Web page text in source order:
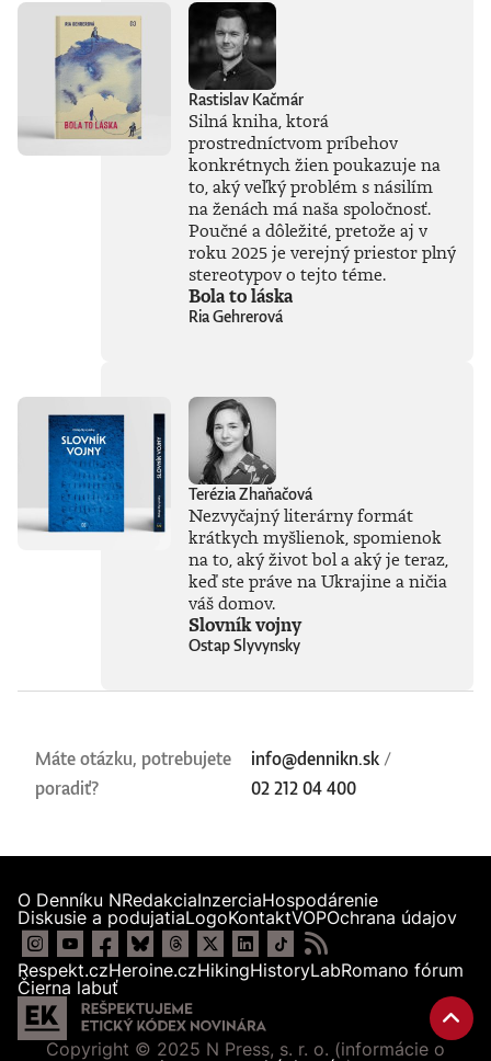
sa nevyhýba ani
pálčivým otázkam
o regulácii a
morálnych
hraniciach, ktoré by
sme pri jej
používaní mali
jasne stanoviť.V
premýšľať o umelej
inteligencii autor
čerpá zo svojich
skúseností, keďže
tejto téme sa
začiatku 80. rokov.
kľúčovú výzvu našej
doby. Jeho pohľady
sú často
nekonvenčné –
ChatGPT a
generatívnu AI
vníma len ako
najnovšiu kapitolu
v dlhom príbehu a
tvrdí, že sme stále
iba na začiatku
ovplyvnia naše
máme k dispozícii
fascinujúcu diskusiu
o možnostiach
vedomých strojov,
o veľkolepých
virtuálnych svetoch
a o vplyve AI na
samotnú evolúciu
človeka.Knihu
Rastislav Kačmár
Silná kniha, ktorá
prostredníctvom príbehov
konkrétnych žien poukazuje na
to, aký veľký problém s násilím
na ženách má naša spoločnosť.
Poučné a dôležité, pretože aj v
roku 2025 je verejný priestor plný
stereotypov o tejto téme.
Bola to láska
Ria Gehrerová
Terézia Zhaňačová
Nezvyčajný literárny formát
krátkych myšlienok, spomienok
na to, aký život bol a aký je teraz,
keď ste práve na Ukrajine a ničia
váš domov.
Slovník vojny
Ostap Slyvynsky
Máte otázku, potrebujete
poradiť?
info@dennikn.sk /
02 212 04 400
O Denníku NRedakciaInzerciaHospodárenie
Diskusie a podujatiaLogoKontaktVOPOchrana údajov
Respekt.czHeroine.czHikingHistoryLabRomano fórum
Čierna labuť
Copyright © 2025 N Press, s. r. o. (informácie o